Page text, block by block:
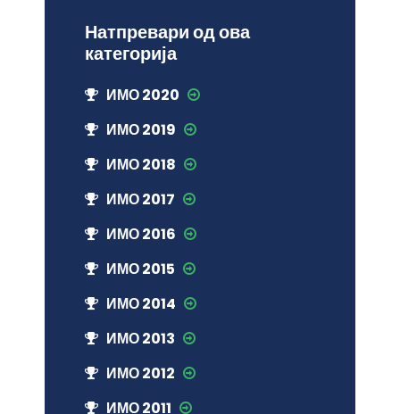
Натпревари од ова
категорија
ИМО 2020
ИМО 2019
ИМО 2018
ИМО 2017
ИМО 2016
ИМО 2015
ИМО 2014
ИМО 2013
ИМО 2012
ИМО 2011